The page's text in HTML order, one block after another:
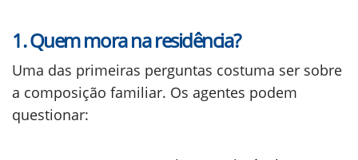
1. Quem mora na residência?
Uma das primeiras perguntas costuma ser sobre
a composição familiar. Os agentes podem
questionar: